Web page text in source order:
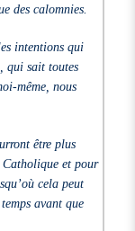
des calomnies.
intentions qui
qui sait toutes
même, nous
être plus
Catholique et pour
cela peut
avant que